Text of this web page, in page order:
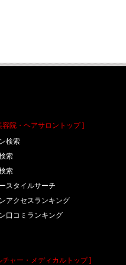
容院・ヘアサロントップ ]
検索
索
索
スタイルサーチ
アクセスランキング
口コミランキング
チャー・メディカルトップ ]